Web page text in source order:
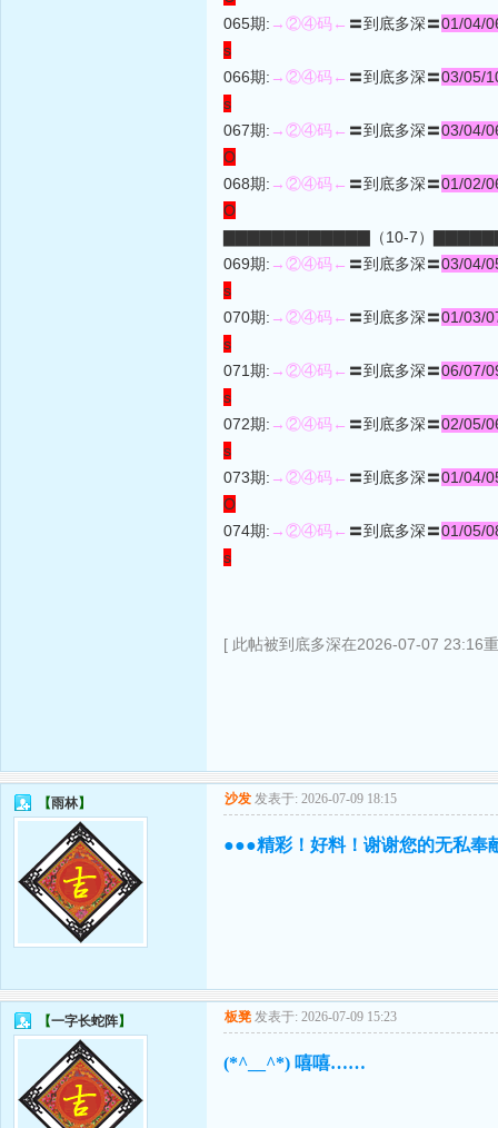
065期: →②④码← 〓到底多深〓01/04/
s
066期: →②④码← 〓到底多深〓03/05/
s
067期: →②④码← 〓到底多深〓03/04/
O
068期: →②④码← 〓到底多深〓01/02/
O
▇▇▇▇▇▇▇▇▇▇▇▇（10-7）
069期: →②④码← 〓到底多深〓03/04/
s
070期: →②④码← 〓到底多深〓01/03/
s
071期: →②④码← 〓到底多深〓06/07/
s
072期: →②④码← 〓到底多深〓02/05/
s
073期: →②④码← 〓到底多深〓01/04/
O
074期: →②④码← 〓到底多深〓01/05/
s
[ 此帖被到底多深在2026-07-07 23:16
【雨林】 沙发 发表于: 2026-07-09 18:15
●●●精彩！好料！谢谢您的无私奉
【一字长蛇阵】 板凳 发表于: 2026-07-09 15:23
(*^__^*) 嘻嘻……